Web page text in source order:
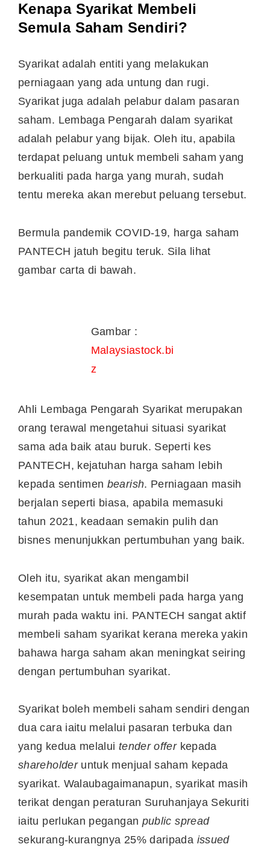
Kenapa Syarikat Membeli
Semula Saham Sendiri?
Syarikat adalah entiti yang melakukan
perniagaan yang ada untung dan rugi.
Syarikat juga adalah pelabur dalam pasaran
saham. Lembaga Pengarah dalam syarikat
adalah pelabur yang bijak. Oleh itu, apabila
terdapat peluang untuk membeli saham yang
berkualiti pada harga yang murah, sudah
tentu mereka akan merebut peluang tersebut.
Bermula pandemik COVID-19, harga saham
PANTECH jatuh begitu teruk. Sila lihat
gambar carta di bawah.
Gambar :
Malaysiastock.bi
z
Ahli Lembaga Pengarah Syarikat merupakan
orang terawal mengetahui situasi syarikat
sama ada baik atau buruk. Seperti kes
PANTECH, kejatuhan harga saham lebih
kepada sentimen bearish. Perniagaan masih
berjalan seperti biasa, apabila memasuki
tahun 2021, keadaan semakin pulih dan
bisnes menunjukkan pertumbuhan yang baik.
Oleh itu, syarikat akan mengambil
kesempatan untuk membeli pada harga yang
murah pada waktu ini. PANTECH sangat aktif
membeli saham syarikat kerana mereka yakin
bahawa harga saham akan meningkat seiring
dengan pertumbuhan syarikat.
Syarikat boleh membeli saham sendiri dengan
dua cara iaitu melalui pasaran terbuka dan
yang kedua melalui tender offerkepada
shareholderuntuk menjual saham kepada
syarikat. Walaubagaimanapun, syarikat masih
terikat dengan peraturan Suruhanjaya Sekuriti
iaitu perlukan pegangan public spread
sekurang-kurangnya 25% daripada issued